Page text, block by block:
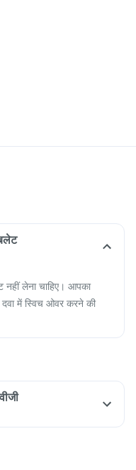
नहीं लेना चाहिए। आपका
में स्विच ओवर करने की